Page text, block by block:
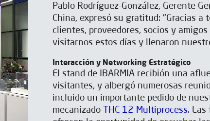
Pablo Rodríguez-González, Gerente
China, expresó su gratitud: "Gracias a
clientes, proveedores, socios y
visitarnos estos días y llenaron
Interacción y Networking Estratégico
El stand de IBARMIA recibión una
visitantes, y albergó numerosas
incluido un importante pedido de
mecanizado
THC 12 Multiprocess. Las